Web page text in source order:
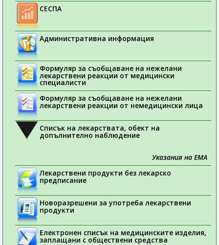
СЕСПА
Административна информация
Формуляр за съобщаване на нежелани
лекарствени реакции от медицински
специалисти
Формуляр за съобщаване на нежелани
лекарствени реакции от немедицински лица
Списък на лекарствата, обект на
допълнително наблюдение
Указания на ЕМА
Лекарствени продукти без лекарско
предписание
Новоразрешени за употреба лекарствени
продукти
Електронен списък на медицинските изделия,
заплащани с обществени средства